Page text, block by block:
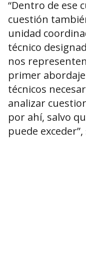
“Dentro de ese
cuestión
unidad
técnico
nos
primer
técnicos
analizar
por ahí, salvo
puede